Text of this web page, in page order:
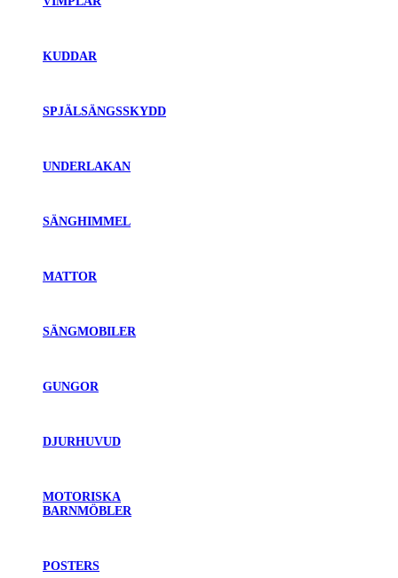
KUDDAR
SPJÄLSÄNGSSKYDD
UNDERLAKAN
SÄNGHIMMEL
MATTOR
SÄNGMOBILER
GUNGOR
DJURHUVUD
MOTORISKA
BARNMÖBLER
POSTERS